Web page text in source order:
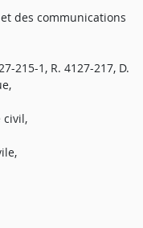
des communications
215-1, R. 4127-217, D.
civil,